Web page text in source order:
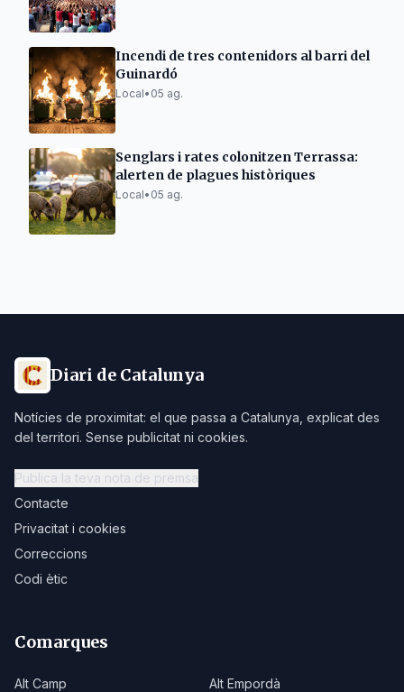
Incendi de tres contenidors al barri del
Guinardó
Local• 05 ag.
Senglars i rates colonitzen Terrassa:
alerten de plagues històriques
Local• 05 ag.
Diari de Catalunya
Notícies de proximitat: el que passa a Catalunya, explicat des
del territori. Sense publicitat ni cookies.
Publica la teva nota de premsa
Contacte
Privacitat i cookies
Correccions
Codi ètic
Comarques
Alt Camp
Alt Empordà